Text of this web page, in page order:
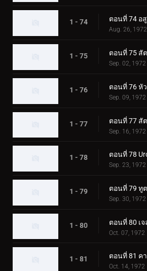
1 - 74
Aug. 26, 1972
1 - 75
Sep. 02, 1972
1 - 76
Sep. 09, 1972
1 - 77
Sep. 16, 1972
1 - 78
Sep. 23, 1972
1 - 79
Sep. 30, 1972
1 - 80
Oct. 07, 1972
1 - 81
Oct. 14, 1972